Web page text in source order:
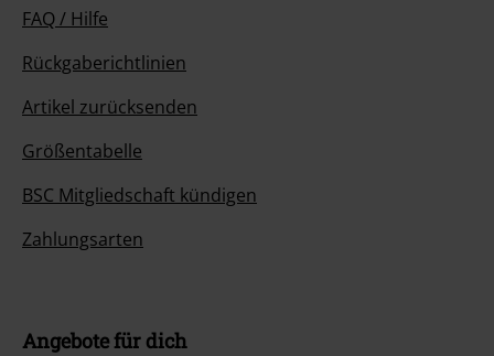
FAQ / Hilfe
Rückgaberichtlinien
Artikel zurücksenden
Größentabelle
BSC Mitgliedschaft kündigen
Zahlungsarten
Angebote für dich